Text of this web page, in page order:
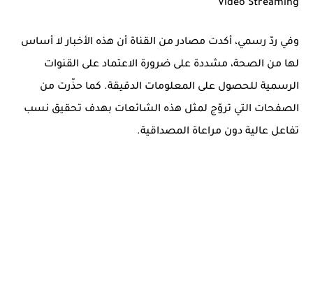
Vidéo Streaming
وفي ردّ رسمي، أكدت مصادر من القناة أن هذه الأخبار لا أساس
لها من الصحة، مشددة على ضرورة الاعتماد على القنوات
الرسمية للحصول على المعلومات الدقيقة. كما حذّرت من
الصفحات التي تروّج لمثل هذه الشائعات بهدف تحقيق نسب
تفاعل عالية دون مراعاة المصداقية.